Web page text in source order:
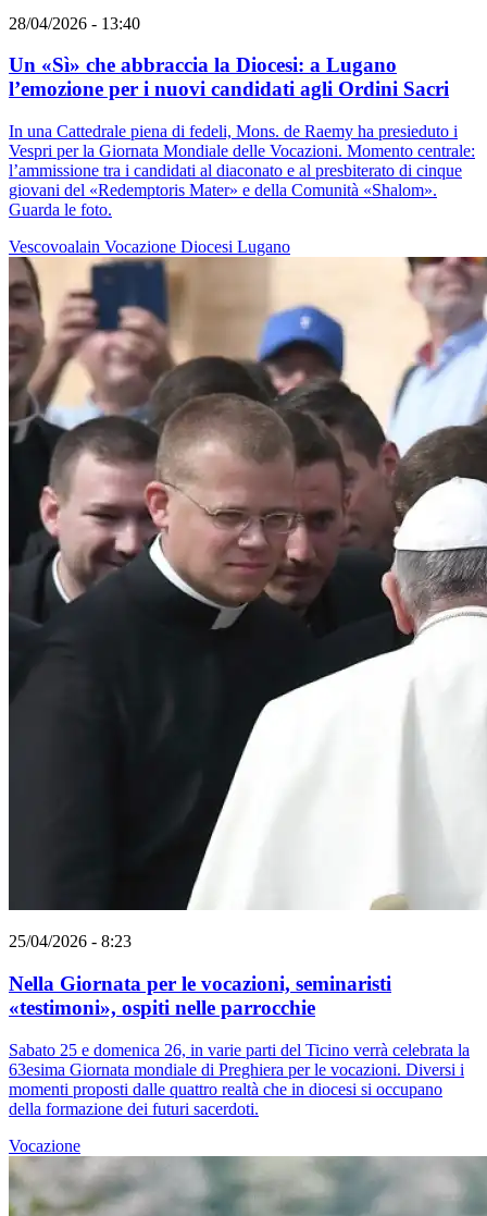
28/04/2026 - 13:40
Un «Sì» che abbraccia la Diocesi: a Lugano
l’emozione per i nuovi candidati agli Ordini Sacri
In una Cattedrale piena di fedeli, Mons. de Raemy ha presieduto i
Vespri per la Giornata Mondiale delle Vocazioni. Momento centrale:
l’ammissione tra i candidati al diaconato e al presbiterato di cinque
giovani del «Redemptoris Mater» e della Comunità «Shalom».
Guarda le foto.
Vescovoalain Vocazione Diocesi Lugano
25/04/2026 - 8:23
Nella Giornata per le vocazioni, seminaristi
«testimoni», ospiti nelle parrocchie
Sabato 25 e domenica 26, in varie parti del Ticino verrà celebrata la
63esima Giornata mondiale di Preghiera per le vocazioni. Diversi i
momenti proposti dalle quattro realtà che in diocesi si occupano
della formazione dei futuri sacerdoti.
Vocazione